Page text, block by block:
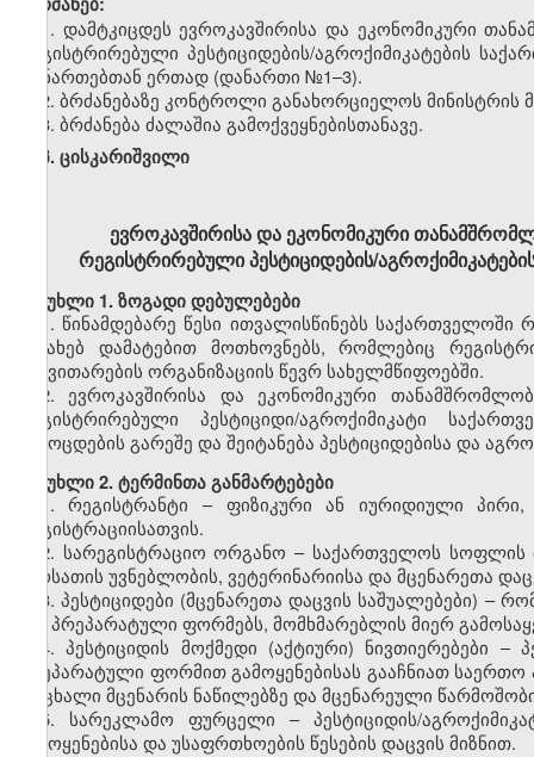
1. დამტკიცდეს ევროკავშირისა და ეკონომიკური
რეგისტრირებული პესტიციდების/აგროქიმიკატების
დანართებთან ერთად (დანართი №1–3).
2. ბრძანებაზე კონტროლი განახორციელოს
3. ბრძანება ძალაშია გამოქვეყნებისთანავე.
პ. ცისკარიშვილი
ევროკავშირისა და ეკონომიკური
რეგისტრირებული პესტიციდების/
მუხლი 1. ზოგადი დებულებები
1. წინამდებარე წესი ითვალისწინებს
შესახებ დამატებით მოთხოვნებს, რომლებიც
განვითარების ორგანიზაციის წევრ სახელმწიფოებში.
2. ევროკავშირისა და ეკონომიკური
რეგისტრირებული პესტიციდი/აგროქიმიკატი
გამოცდების გარეშე და შეიტანება პესტიციდებისა და
მუხლი 2. ტერმინთა განმარტებები
1. რეგისტრანტი – ფიზიკური ან იურიდიული პირი,
რეგისტრაციისათვის.
2. სარეგისტრაციო ორგანო – საქართველოს სოფლის
სურსათის უვნებლობის, ვეტერინარიისა და მცენარეთა
3. პესტიციდები (მცენარეთა დაცვის საშუალებები) –
მზა პრეპარატული ფორმებს, მომხმარებლის მიერ
4. პესტიციდის მოქმედი (აქტიური) ნივთიერებები
პრეპარატული ფორმით გამოყენებისას გააჩნიათ
ცოცხალი მცენარის ნაწილებზე და მცენარეული
5. სარეკლამო ფურცელი – პესტიციდის/
გამოყენებისა და უსაფრთხოების წესების დაცვის მიზნით.